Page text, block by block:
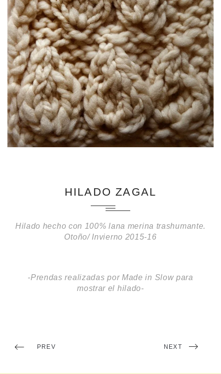
HILADO ZAGAL
Hilado hecho con 100% lana merina trashumante.
Otoño/ Invierno 2015-16
-Prendas realizadas por Made in Slow para
mostrar el hilado-
PREV NEXT